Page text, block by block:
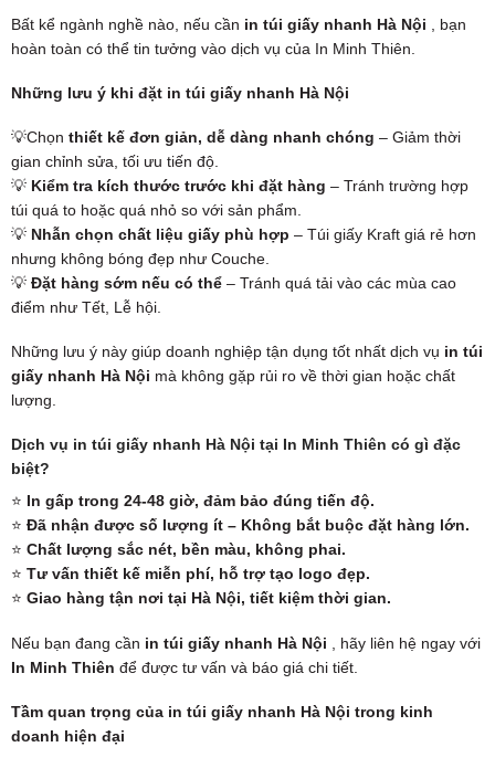
Bất kể ngành nghề nào, nếu cần in túi giấy nhanh Hà Nội , bạn
hoàn toàn có thể tin tưởng vào dịch vụ của In Minh Thiên.
Những lưu ý khi đặt in túi giấy nhanh Hà Nội
💡Chọn thiết kế đơn giản, dễ dàng nhanh chóng – Giảm thời
gian chỉnh sửa, tối ưu tiến độ.
💡 Kiểm tra kích thước trước khi đặt hàng – Tránh trường hợp
túi quá to hoặc quá nhỏ so với sản phẩm.
💡 Nhẫn chọn chất liệu giấy phù hợp – Túi giấy Kraft giá rẻ hơn
nhưng không bóng đẹp như Couche.
💡 Đặt hàng sớm nếu có thể– Tránh quá tải vào các mùa cao
điểm như Tết, Lễ hội.
Những lưu ý này giúp doanh nghiệp tận dụng tốt nhất dịch vụ in túi
giấy nhanh Hà Nội mà không gặp rủi ro về thời gian hoặc chất
lượng.
Dịch vụ in túi giấy nhanh Hà Nội tại In Minh Thiên có gì đặc
biệt?
⭐ In gấp trong 24-48 giờ, đảm bảo đúng tiến độ.
⭐ Đã nhận được số lượng ít – Không bắt buộc đặt hàng lớn.
⭐ Chất lượng sắc nét, bền màu, không phai.
⭐ Tư vấn thiết kế miễn phí, hỗ trợ tạo logo đẹp.
⭐ Giao hàng tận nơi tại Hà Nội, tiết kiệm thời gian.
Nếu bạn đang cần in túi giấy nhanh Hà Nội , hãy liên hệ ngay với
In Minh Thiên để được tư vấn và báo giá chi tiết.
Tầm quan trọng của in túi giấy nhanh Hà Nội trong kinh
doanh hiện đại